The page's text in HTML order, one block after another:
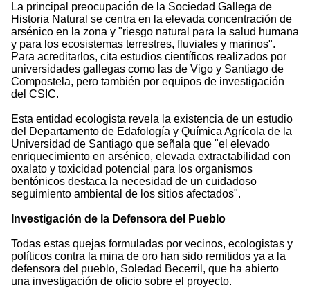
La principal preocupación de la Sociedad Gallega de
Historia Natural se centra en la elevada concentración de
arsénico en la zona y "riesgo natural para la salud humana
y para los ecosistemas terrestres, fluviales y marinos".
Para acreditarlos, cita estudios científicos realizados por
universidades gallegas como las de Vigo y Santiago de
Compostela, pero también por equipos de investigación
del CSIC.
Esta entidad ecologista revela la existencia de un estudio
del Departamento de Edafología y Química Agrícola de la
Universidad de Santiago que señala que "el elevado
enriquecimiento en arsénico, elevada extractabilidad con
oxalato y toxicidad potencial para los organismos
bentónicos destaca la necesidad de un cuidadoso
seguimiento ambiental de los sitios afectados".
Investigación de la Defensora del Pueblo
Todas estas quejas formuladas por vecinos, ecologistas y
políticos contra la mina de oro han sido remitidos ya a la
defensora del pueblo, Soledad Becerril, que ha abierto
una investigación de oficio sobre el proyecto.